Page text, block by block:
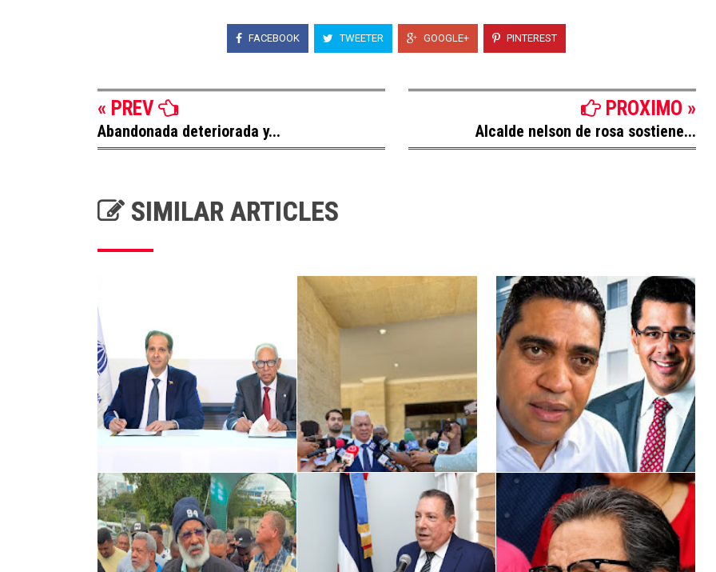
FACEBOOK TWEETER GOOGLE+ PINTEREST
« PREV
Abandonada deteriorada y...
PROXIMO »
Alcalde nelson de rosa sostiene...
SIMILAR ARTICLES